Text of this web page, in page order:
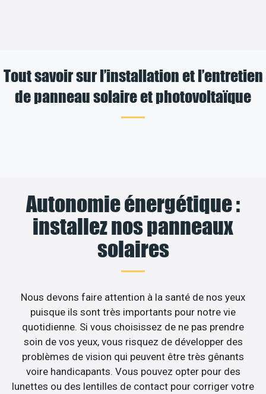
Tout savoir sur l’installation et l’entretien
de panneau solaire et photovoltaïque
Autonomie énergétique :
installez nos panneaux
solaires
Nous devons faire attention à la santé de nos yeux
puisque ils sont très importants pour notre vie
quotidienne. Si vous choisissez de ne pas prendre
soin de vos yeux, vous risquez de développer des
problèmes de vision qui peuvent être très gênants
voire handicapants. Vous pouvez opter pour des
lunettes ou des lentilles de contact pour corriger votre